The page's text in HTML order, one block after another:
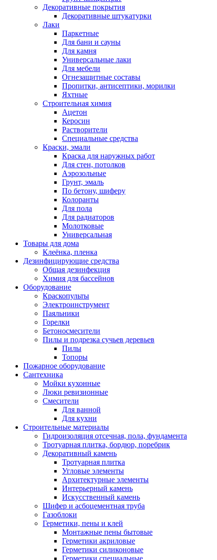
Декоративные покрытия
Декоративные штукатурки
Лаки
Паркетные
Для бани и сауны
Для камня
Универсальные лаки
Для мебели
Огнезащитные составы
Пропитки, антисептики, морилки
Яхтные
Строительная химия
Ацетон
Керосин
Растворители
Специальные средства
Краски, эмали
Краска для наружных работ
Для стен, потолков
Аэрозольные
Грунт, эмаль
По бетону, шиферу
Колоранты
Для пола
Для радиаторов
Молотковые
Универсальная
Товары для дома
Клеёнка, пленка
Дезинфицирующие средства
Общая дезинфекция
Химия для бассейнов
Оборудование
Краскопульты
Электроинструмент
Паяльники
Горелки
Бетоносмесители
Пилы и подрезка сучьев деревьев
Пилы
Топоры
Пожарное оборудование
Сантехника
Мойки кухонные
Люки ревизионные
Смесители
Для ванной
Для кухни
Строительные материалы
Гидроизоляция отсечная, пола, фундамента
Тротуарная плитка, бордюр, поребрик
Декоративный камень
Тротуарная плитка
Угловые элементы
Архитектурные элементы
Интерьерный камень
Искусственный камень
Шифер и асбоцементная труба
Газоблоки
Герметики, пены и клей
Монтажные пены бытовые
Герметики акриловые
Герметики силиконовые